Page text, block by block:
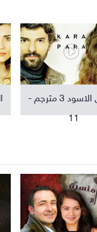
العشق الاسود 3 مترجم -
11